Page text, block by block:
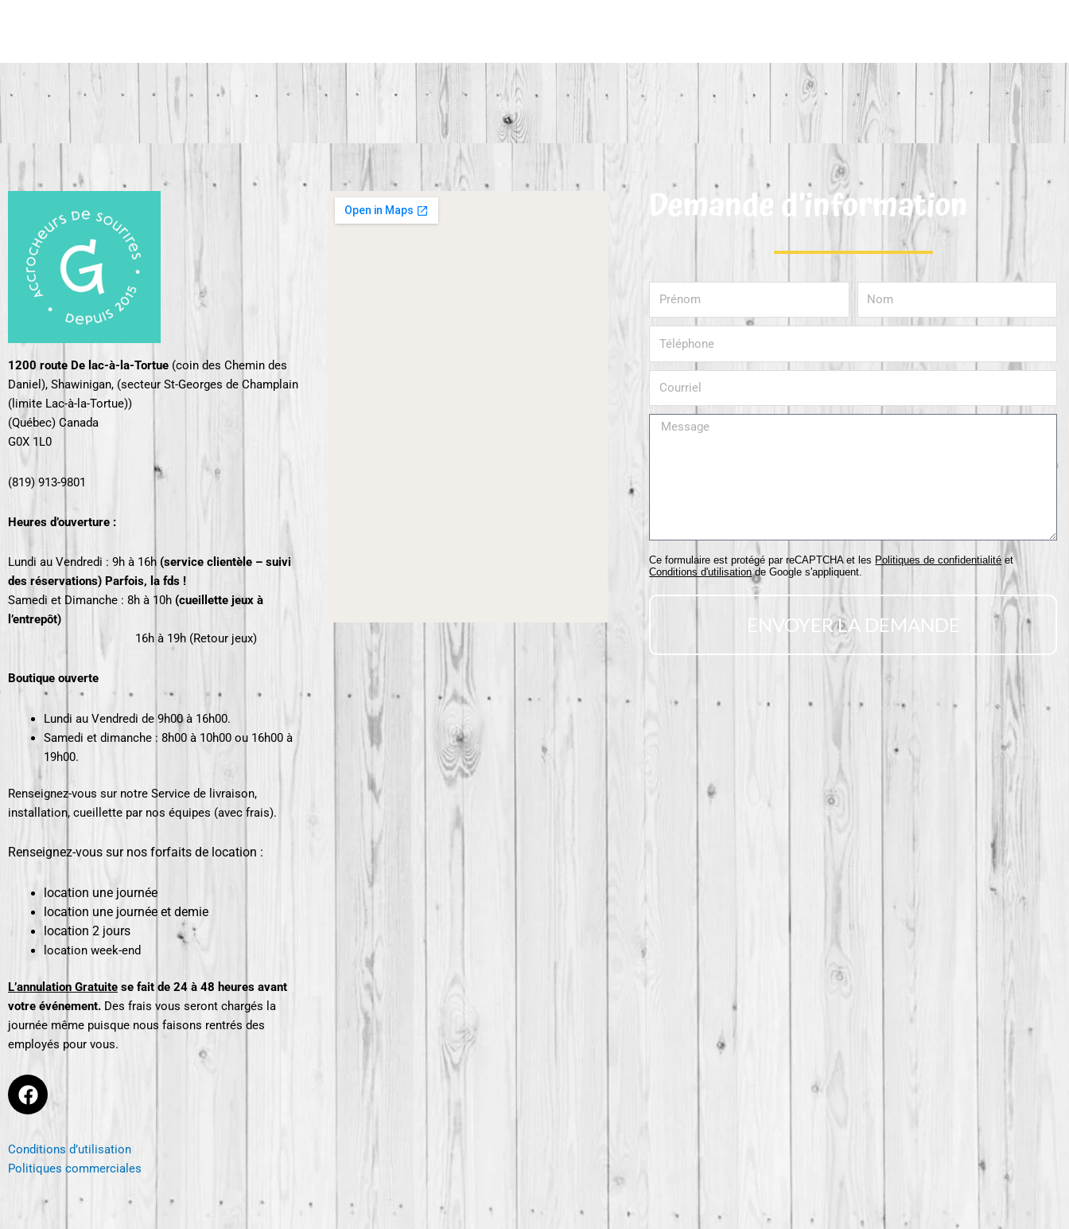
1200 route De lac-à-la-Tortue (coin des Chemin des
Daniel), Shawinigan, (secteur St-Georges de Champlain
(limite Lac-à-la-Tortue))
(Québec) Canada
G0X 1L0
(819) 913-9801
Heures d’ouverture :
Lundi au Vendredi : 9h à 16h (service clientèle – suivi
des réservations) Parfois, la fds !
Samedi et Dimanche : 8h à 10h (cueillette jeux à
l’entrepôt)
16h à 19h (Retour jeux)
Boutique ouverte
Lundi au Vendredi de 9h00 à 16h00.
Samedi et dimanche : 8h00 à 10h00 ou 16h00 à
19h00.
Renseignez-vous sur notre Service de livraison,
installation, cueillette par nos équipes (avec frais).
Renseignez-vous sur nos forfaits de location :
location une journée
location une journée et demie
location 2 jours
location week-end
L’annulation Gratuite se fait de 24 à 48 heures avant
votre événement. Des frais vous seront chargés la
journée même puisque nous faisons rentrés des
employés pour vous.
F
a
e
b
Conditions d’utilisation
Politiques commerciales
Demande d’information
Message
Ce formulaire est protégé par reCAPTCHA et les Politiques de confidentialité et
Conditions d'utilisationde Google s'appliquent.
ENVOYER LA DEMANDE